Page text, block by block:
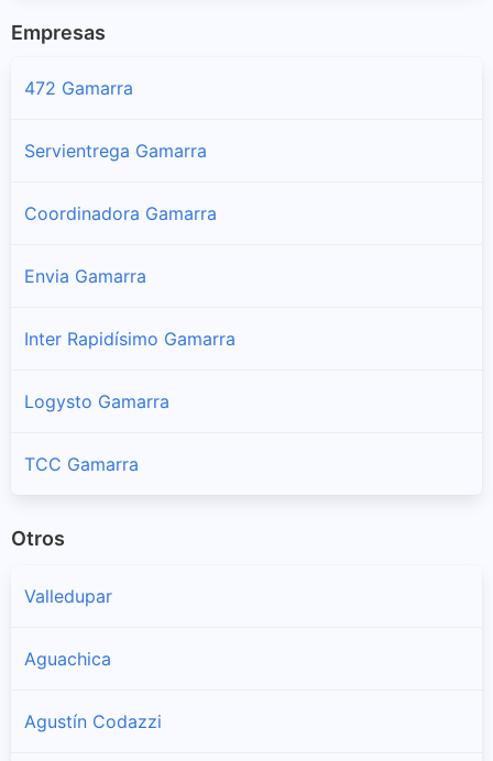
Empresas
472 Gamarra
Servientrega Gamarra
Coordinadora Gamarra
Envia Gamarra
Inter Rapidísimo Gamarra
Logysto Gamarra
TCC Gamarra
Otros
Valledupar
Aguachica
Agustín Codazzi